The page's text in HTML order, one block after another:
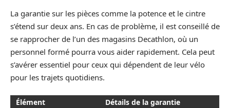
La garantie sur les pièces comme la potence et le cintre
s’étend sur deux ans. En cas de problème, il est conseillé de
se rapprocher de l’un des magasins Decathlon, où un
personnel formé pourra vous aider rapidement. Cela peut
s’avérer essentiel pour ceux qui dépendent de leur vélo
pour les trajets quotidiens.
Élément Détails de la garantie